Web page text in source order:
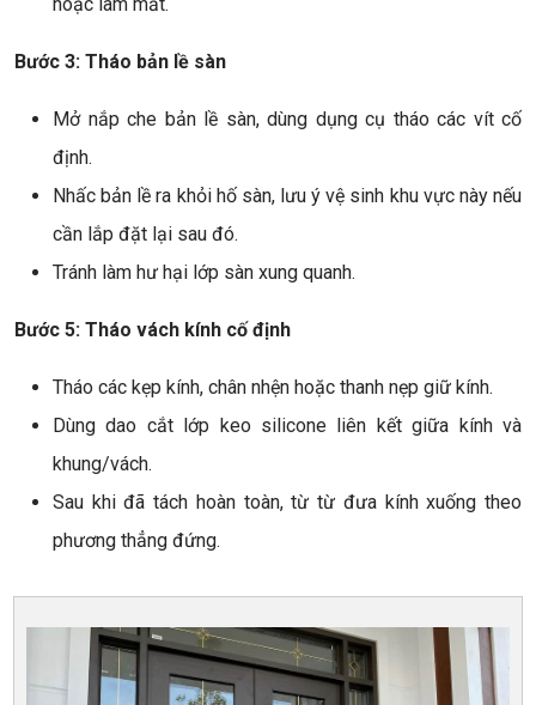
hoặc làm mất.
Bước 3: Tháo bản lề sàn
Mở nắp che bản lề sàn, dùng dụng cụ tháo các vít cố
định.
Nhấc bản lề ra khỏi hố sàn, lưu ý vệ sinh khu vực này nếu
cần lắp đặt lại sau đó.
Tránh làm hư hại lớp sàn xung quanh.
Bước 5: Tháo vách kính cố định
Tháo các kẹp kính, chân nhện hoặc thanh nẹp giữ kính.
Dùng dao cắt lớp keo silicone liên kết giữa kính và
khung/vách.
Sau khi đã tách hoàn toàn, từ từ đưa kính xuống theo
phương thẳng đứng.